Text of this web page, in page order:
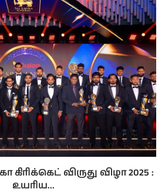
விருது விழா 2025 :
உயரிய...